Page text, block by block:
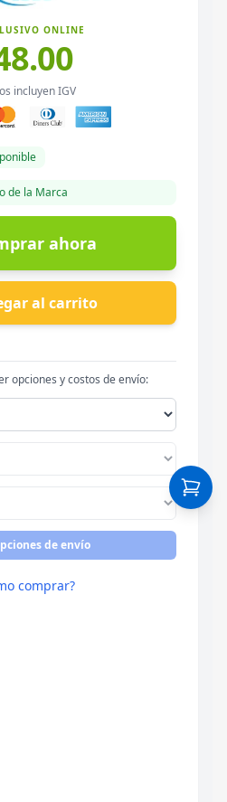
ONLINE
incluyen IGV
de la Marca
ahora
al carrito
opciones y costos de envío:
de envío
comprar?